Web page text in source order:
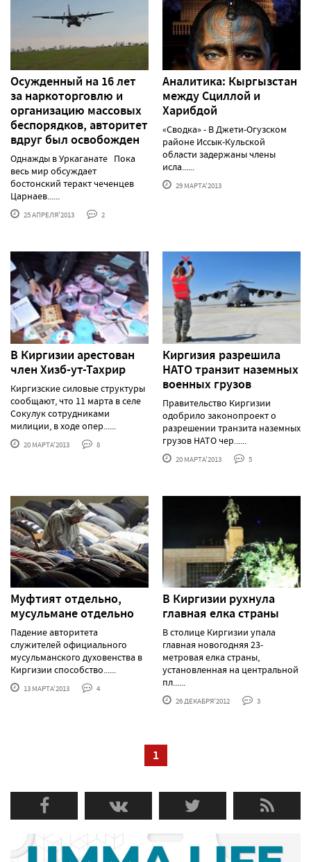
Осужденный на 16 лет
за наркоторговлю и
организацию массовых
беспорядков, авторитет
вдруг был освобожден
Однажды в Уркаганате Пока
весь мир обсуждает
бостонский теракт чеченцев
Царнаев......
25 АПРЕЛЯ'2013 2
Аналитика: Кыргызстан
между Сциллой и
Харибдой
«Сводка» - В Джети-Огузском
районе Иссык-Кульской
области задержаны члены
исла......
29 МАРТА'2013
В Киргизии арестован
член Хизб-ут-Тахрир
Киргизские силовые структуры
сообщают, что 11 марта в селе
Сокулук сотрудниками
милиции, в ходе опер......
20 МАРТА'2013 8
Киргизия разрешила
НАТО транзит наземных
военных грузов
Правительство Киргизии
одобрило законопроект о
разрешении транзита наземных
грузов НАТО чер......
20 МАРТА'2013 5
Муфтият отдельно,
мусульмане отдельно
Падение авторитета
служителей официального
мусульманского духовенства в
Киргизии способство......
13 МАРТА'2013 4
В Киргизии рухнула
главная елка страны
В столице Киргизии упала
главная новогодняя 23-
метровая елка страны,
установленная на центральной
пл......
26 ДЕКАБРЯ'2012 3
1